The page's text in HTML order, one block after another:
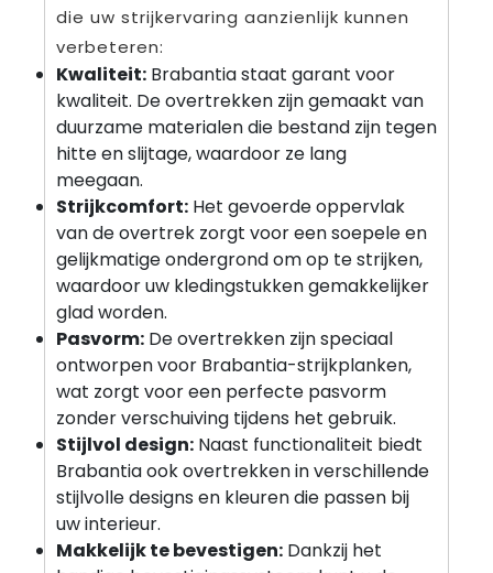
die uw strijkervaring aanzienlijk kunnen
verbeteren:
Kwaliteit: Brabantia staat garant voor
kwaliteit. De overtrekken zijn gemaakt van
duurzame materialen die bestand zijn tegen
hitte en slijtage, waardoor ze lang
meegaan.
Strijkcomfort: Het gevoerde oppervlak
van de overtrek zorgt voor een soepele en
gelijkmatige ondergrond om op te strijken,
waardoor uw kledingstukken gemakkelijker
glad worden.
Pasvorm: De overtrekken zijn speciaal
ontworpen voor Brabantia-strijkplanken,
wat zorgt voor een perfecte pasvorm
zonder verschuiving tijdens het gebruik.
Stijlvol design: Naast functionaliteit biedt
Brabantia ook overtrekken in verschillende
stijlvolle designs en kleuren die passen bij
uw interieur.
Makkelijk te bevestigen: Dankzij het